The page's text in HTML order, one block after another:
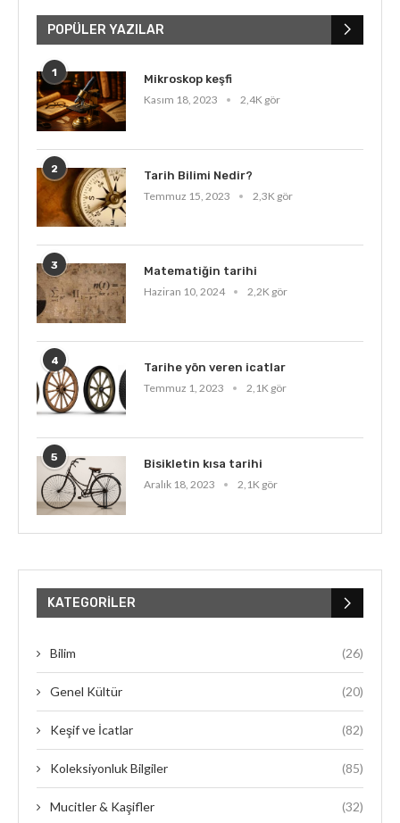
POPÜLER YAZILAR
1
Mikroskop keşfi
Kasım 18, 2023
2,4K gör
2
Tarih Bilimi Nedir?
Temmuz 15, 2023
2,3K gör
3
Matematiğin tarihi
Haziran 10, 2024
2,2K gör
4
Tarihe yön veren icatlar
Temmuz 1, 2023
2,1K gör
5
Bisikletin kısa tarihi
Aralık 18, 2023
2,1K gör
KATEGORILER
Bilim (26)
Genel Kültür (20)
Keşif ve İcatlar (82)
Koleksiyonluk Bilgiler (85)
Mucitler & Kaşifler (32)